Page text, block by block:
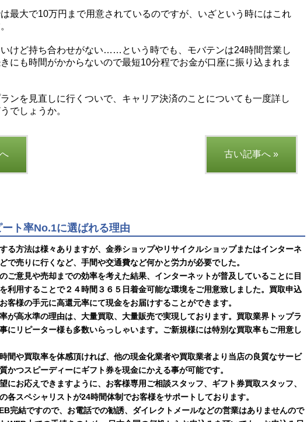
最大で10万円まで用意されているのですが、いざという時にはこれ
けど持ち合わせがない……という時でも、モバテンは24時間営業し
にも時間がかからないので最短10分程でお金が口座に振り込まれま
ンを見直しに行くついで、キャリア決済のことについても一度詳し
でしょうか。
古い記事へ »
ト率No.1に選ばれる理由
る方法は様々ありますが、金券ショップやリサイクルショップまたはインターネ
で売りに行くなど、手間や交通費など何かと労力が必要でした。
ご意見や売却までの効率を考えた結果、インターネットが普及していることに目
利用することで２４時間３６５日着金可能な環境をご用意致しました。買取申込
客様の手元に高還元率にて現金をお届けすることができます。
が高水準の理由は、大量買取、大量販売で実現しております。買取業界トップラ
にリピーター様も多数いらっしゃいます。ご新規様には特別な買取率もご用意し
間や買取率を体感頂ければ、他の現金化業者や買取業者より当店の良質なサービ
かつスピーディーにギフト券を現金にかえる事が可能です。
にお応えできますように、お客様専用ご相談スタッフ、ギフト券買取スタッフ、
各スペシャリストが24時間体制でお客様をサポートしております。
完結ですので、お電話での勧誘、ダイレクトメールなどの営業はありませんので